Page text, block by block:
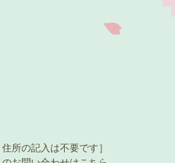
所の記入は不要です］